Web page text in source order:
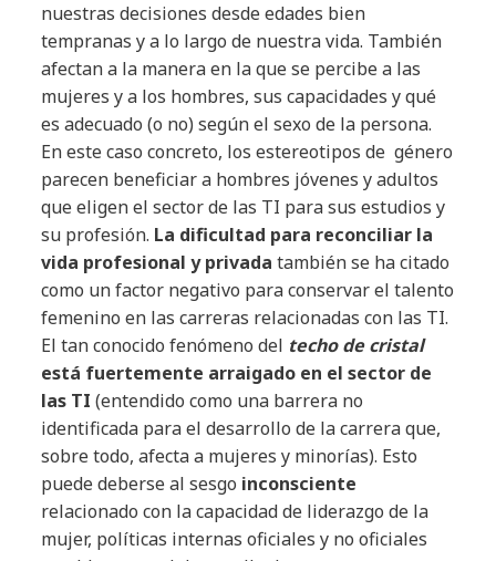
nuestras decisiones desde edades bien
tempranas y a lo largo de nuestra vida. También
afectan a la manera en la que se percibe a las
mujeres y a los hombres, sus capacidades y qué
es adecuado (o no) según el sexo de la persona.
En este caso concreto, los estereotipos de género
parecen beneficiar a hombres jóvenes y adultos
que eligen el sector de las TI para sus estudios y
su profesión. La dificultad para reconciliar la
vida profesional y privadatambién se ha citado
como un factor negativo para conservar el talento
femenino en las carreras relacionadas con las TI.
El tan conocido fenómeno del techo de cristal
está fuertemente arraigado en el sector de
las TI (entendido como una barrera no
identificada para el desarrollo de la carrera que,
sobre todo, afecta a mujeres y minorías). Esto
puede deberse al sesgo inconsciente
relacionado con la capacidad de liderazgo de la
mujer, políticas internas oficiales y no oficiales